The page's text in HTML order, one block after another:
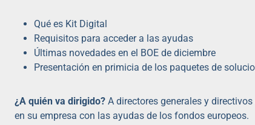
Qué es Kit Digital
Requisitos para acceder a las ayudas
Últimas novedades en el BOE de diciembre
Presentación en primicia de los paquetes de
¿A quién va dirigido? A directores generales y
en su empresa con las ayudas de los fondos europeos.